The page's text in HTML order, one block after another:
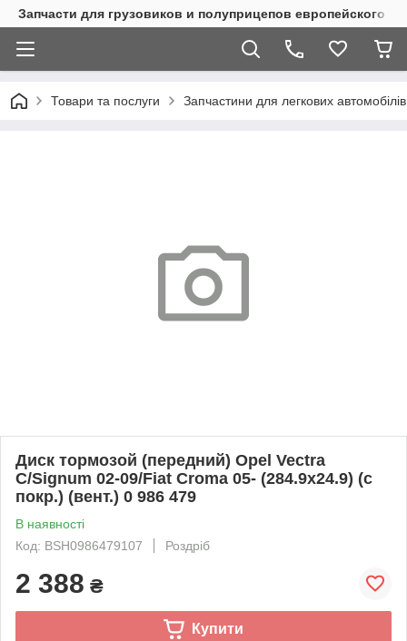
Запчасти для грузовиков и полуприцепов европейского
Товари та послуги Запчастини для легкових автомобілів
Диск тормозой (передний) Opel Vectra
C/Signum 02-09/Fiat Croma 05- (284.9x24.9) (с
покр.) (вент.) 0 986 479
В наявності
Код: BSH0986479107
Роздріб
2 388 ₴
Купити